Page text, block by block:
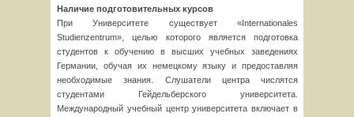
Наличие подготовительных курсов
При Университете существует «Internationales
Studienzentrum», целью которого является подготовка
студентов к обучению в высших учебных заведениях
Германии, обучая их немецкому языку и предоставляя
необходимые знания. Слушатели центра числятся
студентами Гейдельберского университета.
Международный учебный центр университета включает в